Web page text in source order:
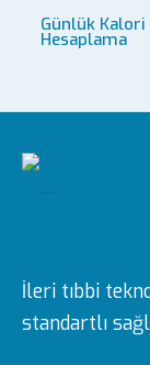
Günlük Kalori
Hesaplama
İleri tıbbi
standartlı